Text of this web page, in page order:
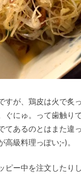
すが、鶏皮は火で炙
ぐにゅ。って歯触り
てあるのとはまた違
高級料理っぽい;-)。
ピー中を注文したり